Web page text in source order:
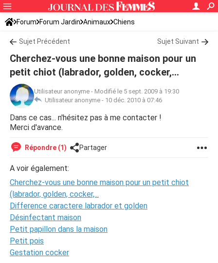
Forum Forum Jardin Animaux Chiens
Sujet Précédent Sujet Suivant
Cherchez-vous une bonne maison pour un
petit chiot (labrador, golden, cocker,...
Utilisateur anonyme - Modifié le 5 sept. 2009 à 19:30
Utilisateur anonyme - 10 déc. 2010 à 07:46
Dans ce cas... n'hésitez pas à me contacter !
Merci d'avance.
Répondre (1) Partager
A voir également:
Cherchez-vous une bonne maison pour un petit chiot
(labrador, golden, cocker,...
Difference caractere labrador et golden
Désinfectant maison
Petit papillon dans la maison
Petit pois
Gestation cocker